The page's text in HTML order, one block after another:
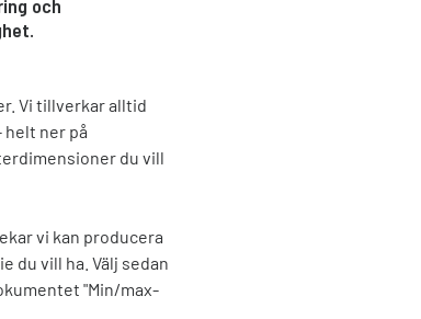
och
Vi tillverkar alltid
helt ner på
du vill
vi kan producera
du vill ha. Välj sedan
"Min/max-